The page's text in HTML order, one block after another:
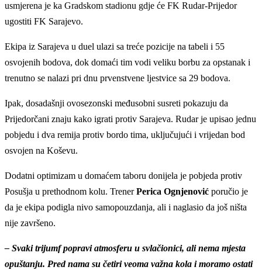
usmjerena je ka Gradskom stadionu gdje će FK Rudar-Prijedor
ugostiti FK Sarajevo.
Ekipa iz Sarajeva u duel ulazi sa treće pozicije na tabeli i 55
osvojenih bodova, dok domaći tim vodi veliku borbu za opstanak i
trenutno se nalazi pri dnu prvenstvene ljestvice sa 29 bodova.
Ipak, dosadašnji ovosezonski međusobni susreti pokazuju da
Prijedorčani znaju kako igrati protiv Sarajeva. Rudar je upisao jednu
pobjedu i dva remija protiv bordo tima, uključujući i vrijedan bod
osvojen na Koševu.
Dodatni optimizam u domaćem taboru donijela je pobjeda protiv
Posušja u prethodnom kolu. TrenerPerica Ognjenović poručio je
da je ekipa podigla nivo samopouzdanja, ali i naglasio da još ništa
nije završeno.
– Svaki trijumf popravi atmosferu u svlačionici, ali nema mjesta
opuštanju. Pred nama su četiri veoma važna kola i moramo ostati